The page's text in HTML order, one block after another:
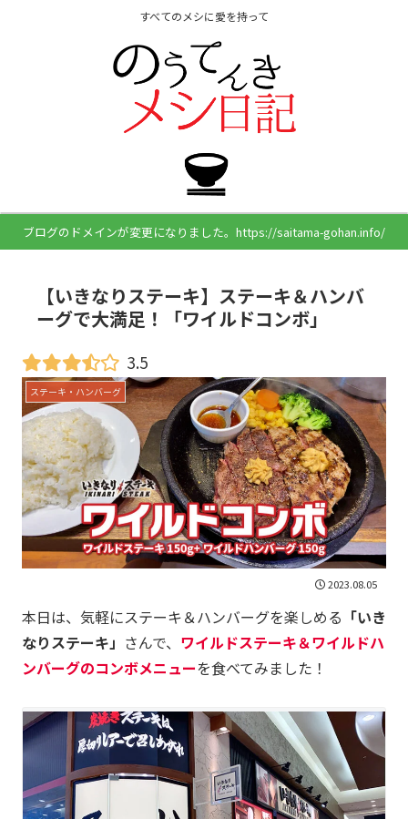
すべてのメシに愛を持って
ブログのドメインが変更になりました。https://saitama-gohan.info/
【いきなりステーキ】ステーキ＆ハンバ
ーグで大満足！「ワイルドコンボ」
3.5
ステーキ・ハンバーグ
2023.08.05
本日は、気軽にステーキ＆ハンバーグを楽しめる 「いき
なりステーキ」 さんで、 ワイルドステーキ＆ワイルドハ
ンバーグのコンボメニューを食べてみました！